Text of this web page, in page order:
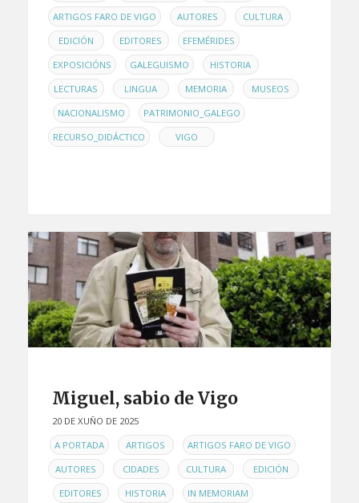
ARTIGOS FARO DE VIGO , AUTORES , CULTURA ,
EDICIÓN , EDITORES , EFEMÉRIDES ,
EXPOSICIÓNS , GALEGUISMO , HISTORIA ,
LECTURAS , LINGUA , MEMORIA ,
MUSEOS
NACIONALISMO , PATRIMONIO_GALEGO ,
RECURSO_DIDÁCTICO , VIGO
Miguel, sabio de Vigo
20 DE XUÑO DE 2025
ENA PORTADA , ARTIGOS , ARTIGOS FARO DE VIGO ,
AUTORES , CIDADES , CULTURA ,
EDICIÓN
EDITORES , HISTORIA , IN MEMORIAM ,